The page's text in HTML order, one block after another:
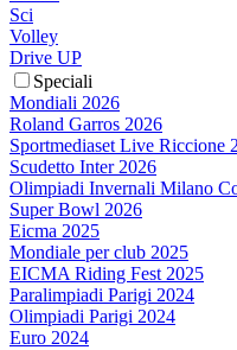
Sci
Volley
Drive UP
Speciali
Mondiali 2026
Roland Garros 2026
Sportmediaset Live Riccione
Scudetto Inter 2026
Olimpiadi Invernali Milano
Super Bowl 2026
Eicma 2025
Mondiale per club 2025
EICMA Riding Fest 2025
Paralimpiadi Parigi 2024
Olimpiadi Parigi 2024
Euro 2024